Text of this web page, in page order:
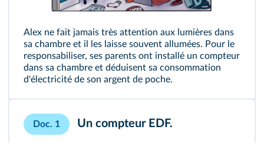
Alex ne fait jamais très attention aux lumières dans
sa chambre et il les laisse souvent allumées. Pour le
responsabiliser, ses parents ont installé un compteur
dans sa chambre et déduisent sa consommation
d'électricité de son argent de poche.
Doc. 1 Un compteur EDF.